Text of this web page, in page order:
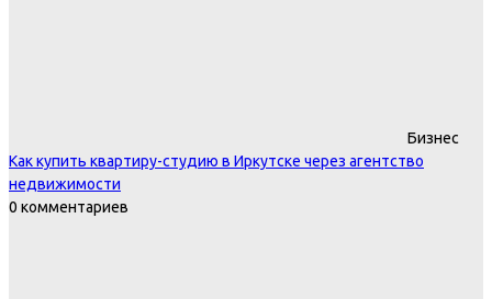
Бизнес
Как купить квартиру-студию в Иркутске через агентство
недвижимости
0 комментариев